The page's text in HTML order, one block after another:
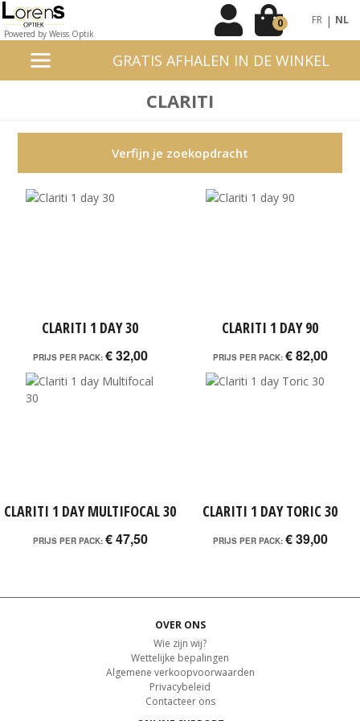
Powered by Weiss Optik
0 FR | NL
GRATIS AFHALEN IN DE WINKEL
CLARITI
Verfijn je zoekopdracht
CLARITI 1 DAY 30
PRIJS PER PACK: € 32,00
CLARITI 1 DAY 90
PRIJS PER PACK: € 82,00
CLARITI 1 DAY MULTIFOCAL 30
PRIJS PER PACK: € 47,50
CLARITI 1 DAY TORIC 30
PRIJS PER PACK: € 39,00
OVER ONS
Wie zijn wij?
Wettelijke bepalingen
Algemene verkoopvoorwaarden
Privacybeleid
Contacteer ons